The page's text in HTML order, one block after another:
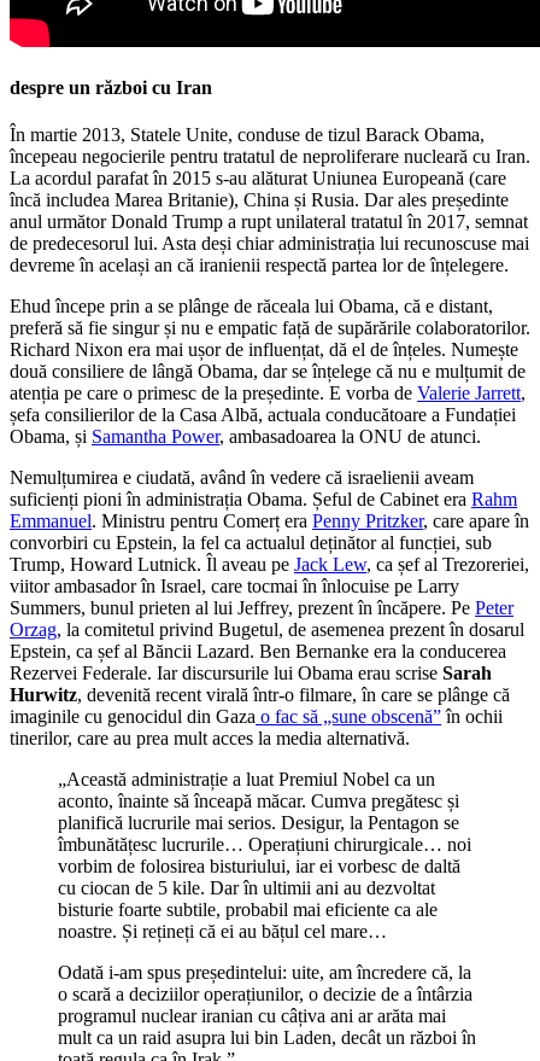
despre un război cu Iran
În martie 2013, Statele Unite, conduse de tizul Barack Obama,
începeau negocierile pentru tratatul de neproliferare nucleară cu Iran.
La acordul parafat în 2015 s-au alăturat Uniunea Europeană (care
încă includea Marea Britanie), China și Rusia. Dar ales președinte
anul următor Donald Trump a rupt unilateral tratatul în 2017, semnat
de predecesorul lui. Asta deși chiar administrația lui recunoscuse mai
devreme în același an că iranienii respectă partea lor de înțelegere.
Ehud începe prin a se plânge de răceala lui Obama, că e distant,
preferă să fie singur și nu e empatic față de supărările colaboratorilor.
Richard Nixon era mai ușor de influențat, dă el de înțeles. Numește
două consiliere de lângă Obama, dar se înțelege că nu e mulțumit de
atenția pe care o primesc de la președinte. E vorba de Valerie Jarrett,
șefa consilierilor de la Casa Albă, actuala conducătoare a Fundației
Obama, și Samantha Power, ambasadoarea la ONU de atunci.
Nemulțumirea e ciudată, având în vedere că israelienii aveam
suficienți pioni în administrația Obama. Șeful de Cabinet era Rahm
Emmanuel. Ministru pentru Comerț era Penny Pritzker, care apare în
convorbiri cu Epstein, la fel ca actualul deținător al funcției, sub
Trump, Howard Lutnick. Îl aveau pe Jack Lew, ca șef al Trezoreriei,
viitor ambasador în Israel, care tocmai în înlocuise pe Larry
Summers, bunul prieten al lui Jeffrey, prezent în încăpere. Pe Peter
Orzag, la comitetul privind Bugetul, de asemenea prezent în dosarul
Epstein, ca șef al Băncii Lazard. Ben Bernanke era la conducerea
Rezervei Federale. Iar discursurile lui Obama erau scrise Sarah
Hurwitz, devenită recent virală într-o filmare, în care se plânge că
imaginile cu genocidul din Gaza o fac să „sune obscenă”în ochii
tinerilor, care au prea mult acces la media alternativă.
„Această administrație a luat Premiul Nobel ca un
aconto, înainte să înceapă măcar. Cumva pregătesc și
planifică lucrurile mai serios. Desigur, la Pentagon se
îmbunătățesc lucrurile… Operațiuni chirurgicale… noi
vorbim de folosirea bisturiului, iar ei vorbesc de daltă
cu ciocan de 5 kile. Dar în ultimii ani au dezvoltat
bisturie foarte subtile, probabil mai eficiente ca ale
noastre. Și rețineți că ei au bățul cel mare…
Odată i-am spus președintelui: uite, am încredere că, la
o scară a deciziilor operațiunilor, o decizie de a întârzia
programul nuclear iranian cu câțiva ani ar arăta mai
mult ca un raid asupra lui bin Laden, decât un război în